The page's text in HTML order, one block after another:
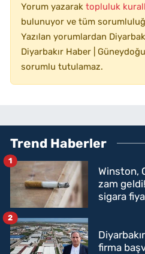
Yorum yazarak topluluk
bulunuyor ve tüm
Yazılan yorumlardan
Diyarbakır Haber |
sorumlu tutulamaz.
Trend Haberler
Winston,
zam
sigara
1
firma
2